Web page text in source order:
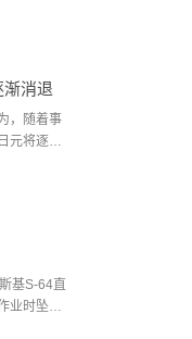
消退
，随着事
元将逐步
并未扭转
Molly
基S-64直
业时坠